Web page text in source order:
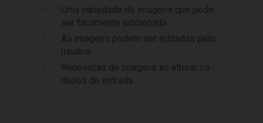
Uma variedade de imagens que pode
ser facilmente adicionada
As imagens podem ser editadas pelo
usuário
Renovação de imagens ao alterar os
dados de entrada